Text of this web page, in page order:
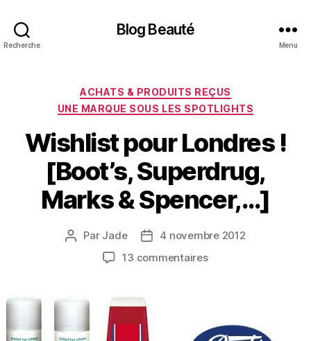
Recherche
Blog Beauté
Menu
Catégories
ACHATS & PRODUITS REÇUS
UNE MARQUE SOUS LES SPOTLIGHTS
Wishlist pour Londres !
[Boot’s, Superdrug,
Marks & Spencer,…]
Auteur
l’article
Par Jade
Date4 novembre 2012
13 commentairessur
[Boot’s,